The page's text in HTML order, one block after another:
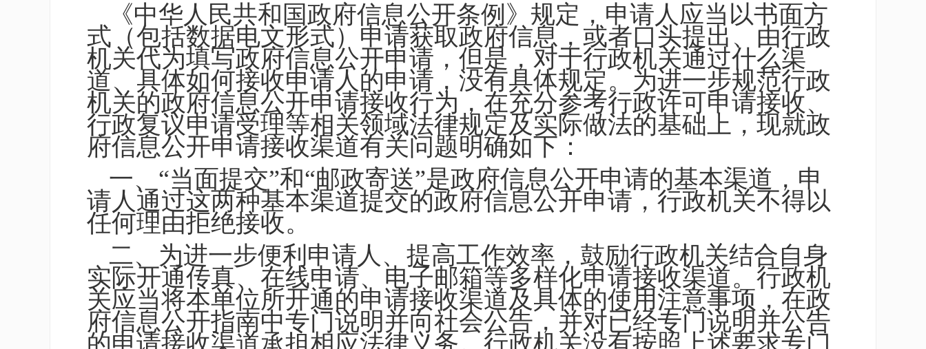
《中华人民共和国政府信息公开条例》规定，申请人应当以书面方
式（包括数据电文形式）申请获取政府信息，或者口头提出、由行政
机关代为填写政府信息公开申请，但是，对于行政机关通过什么渠
道、具体如何接收申请人的申请，没有具体规定。为进一步规范行政
机关的政府信息公开申请接收行为，在充分参考行政许可申请接收、
行政复议申请受理等相关领域法律规定及实际做法的基础上，现就政
府信息公开申请接收渠道有关问题明确如下：
一、“当面提交”和“邮政寄送”是政府信息公开申请的基本渠道，申
请人通过这两种基本渠道提交的政府信息公开申请，行政机关不得以
任何理由拒绝接收。
二、为进一步便利申请人、提高工作效率，鼓励行政机关结合自身
实际开通传真、在线申请、电子邮箱等多样化申请接收渠道。行政机
关应当将本单位所开通的申请接收渠道及具体的使用注意事项，在政
府信息公开指南中专门说明并向社会公告，并对已经专门说明并公告
的申请接收渠道承担相应法律义务。行政机关没有按照上述要求专门